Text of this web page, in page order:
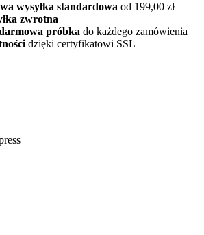
wysyłka standardowa od 199,00 zł
zwrotna
próbka do każdego zamówienia
dzięki certyfikatowi SSL